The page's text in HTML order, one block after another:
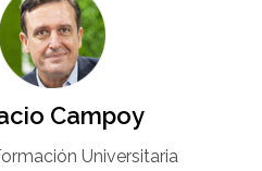
Campoy​
Universitaria​